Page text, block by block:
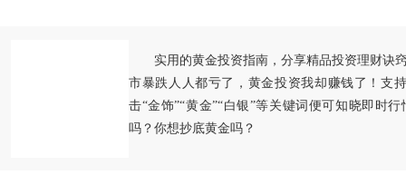
实用的黄金投资指南，分享精品投资理财诀
市暴跌人人都亏了，黄金投资我却赚钱了！支
击“金饰”“黄金”“白银”等关键词便可知晓即时
吗？你想抄底黄金吗？